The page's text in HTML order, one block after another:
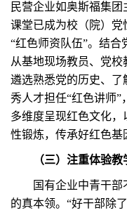
民营企业如奥斯福集
课堂已成为校（院）
“红色师资队伍”。结
从基地现场教员、党校
遴选熟悉党的历史、
秀人才担任“红色讲师”
多维度呈现红色文化
性锻炼，传承好红色基
（三）注重体验
国有企业中青干部
的真本领。“好干部除